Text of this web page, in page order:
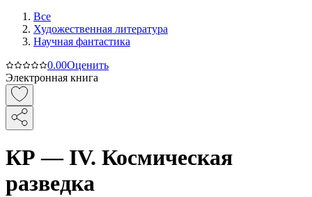
Все
Художественная литература
Научная фантастика
0.00Оценить
Электронная книга
КР — IV. Космическая
разведка